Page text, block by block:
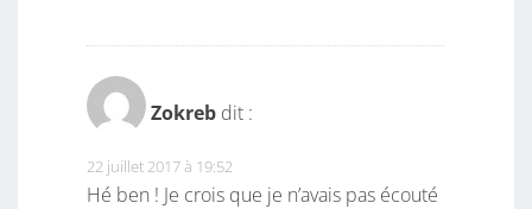
Zokreb dit :
22 juillet 2017 à 19:52
Hé ben ! Je crois que je n’avais pas écouté